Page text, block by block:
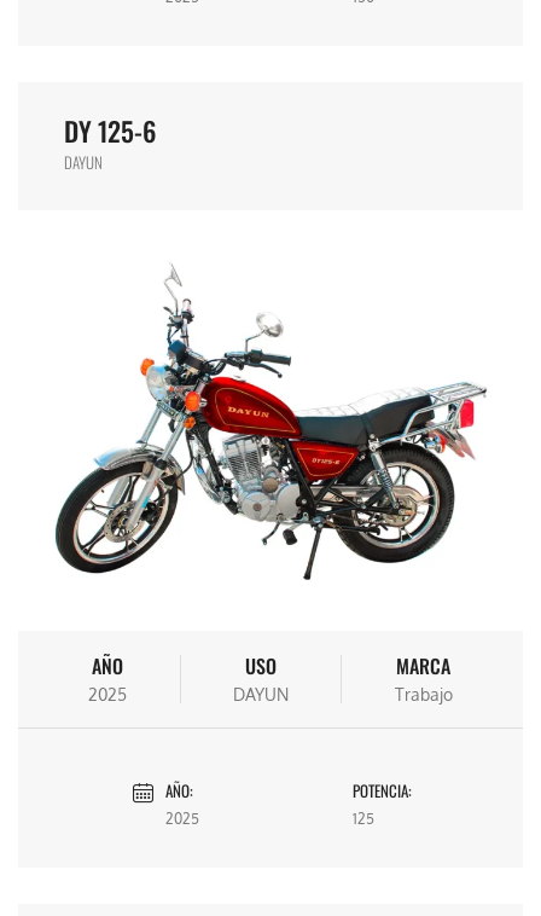
DY 125-6
DAYUN
AÑO
2025
USO
DAYUN
MARCA
Trabajo
AÑO:
2025
POTENCIA:
125